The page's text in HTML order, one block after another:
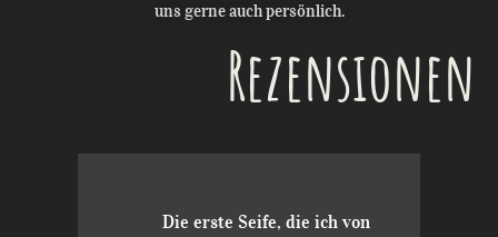
uns gerne auch persönlich.
Rezensionen
Die erste Seife, die ich von